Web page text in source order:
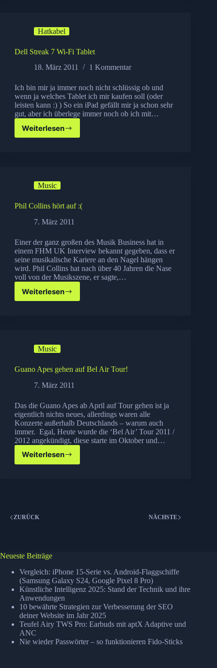
Blog
Hatkabel
Dell Streak 7 Wi-Fi Tablet
18. März 2011
1 Kommentar
Ich bin mir ja immer noch nicht schlüssig ob und
wenn ja welches Tablet ich mir kaufen soll (oder
leisten kann :) ) So ein iPad gefällt mir ja schon sehr
gut, aber ich überlege immer noch ob ich mit…
Weiterlesen
Dell
Music
Phil Collins hört auf :(
7. März 2011
Einer der ganz großen des Musik Business hat in
einem FHM UK Interview bekannt gegeben, dass er
seine musikalische Kariere an den Nagel hängen
wird. Phil Collins hat nach über 40 Jahren die Nase
voll von der Musikszene, er sagte,…
Weiterlesen
Phil
Music
Guano Apes gehen auf Bel Air Tour!
7. März 2011
Das die Guano Apes ab April auf Tour gehen ist ja
eigentlich nichts neues, allerdings waren alle
Konzerte außerhalb Deutschlands – warum auch
immer. Egal, Heute wurde die ‘Bel Air’ Tour 2011 /
2012 angekündigt, diese starte im Oktober und…
Weiterlesen
Guano
ZURÜCK NÄCHSTE
Neueste Beiträge
Vergleich: iPhone 15-Serie vs. Android-Flaggschiffe
(Samsung Galaxy S24, Google Pixel 8 Pro)
Künstliche Intelligenz 2025: Stand der Technik und ihre
Anwendungen
10 bewährte Strategien zur Verbesserung der SEO
deiner Website im Jahr 2025
Teufel Airy TWS Pro: Earbuds mit aptX Adaptive und
ANC
Nie wieder Passwörter – so funktionieren Fido-Sticks